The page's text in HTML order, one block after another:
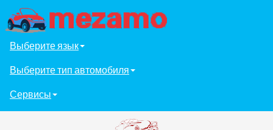
Выберите язык
Выберите тип автомобиля
Сервисы